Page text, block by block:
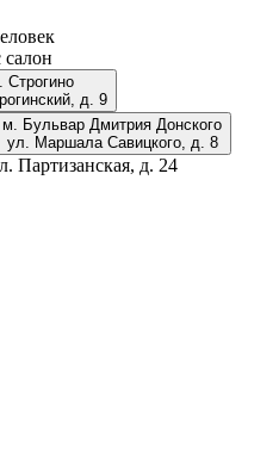
Строгино
д. 9
м. Бульвар Дмитрия Донского
ул. Маршала Савицкого, д. 8
Партизанская, д. 24